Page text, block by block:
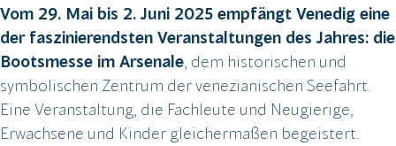
Vom 29. Mai bis 2. Juni 2025 empfängt Venedig eine
der faszinierendsten Veranstaltungen des Jahres: die
Bootsmesse im Arsenale , dem historischen und
symbolischen Zentrum der venezianischen Seefahrt.
Eine Veranstaltung, die Fachleute und Neugierige,
Erwachsene und Kinder gleichermaßen begeistert.